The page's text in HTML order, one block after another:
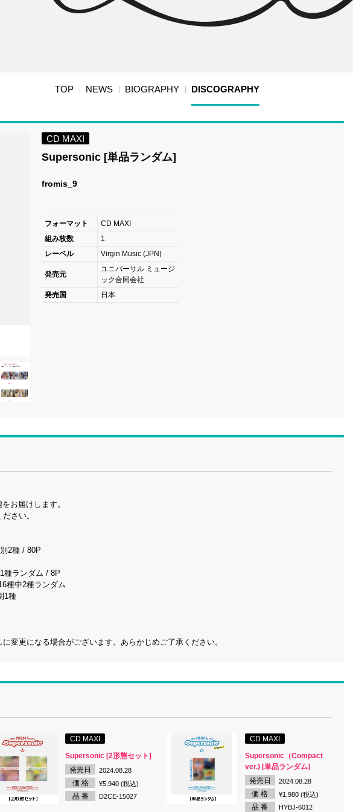
TOP NEWS BIOGRAPHY DISCOGRAPHY
CD MAXI
Supersonic [単品ランダム]
fromis_9
フォーマット
CD MAXI
組み枚数
1
レーベル
Virgin Music (JPN)
発売元
ユニバーサル ミュージ
ック合同会社
発売国
日本
お届けします。
さい。
2種 / 80P
種ランダム / 8P
種中2種ランダム
1種
変更になる場合がございます。あらかじめご了承ください。
CD MAXI
Supersonic [2形態セット]
発売日
2024.08.28
価 格 ¥5,940 (税込)
品 番 D2CE-15027
CD MAXI
Supersonic（Compact
ver.) [単品ランダム]
発売日
2024.08.28
価 格 ¥1,980 (税込)
品 番 HYBJ-6012